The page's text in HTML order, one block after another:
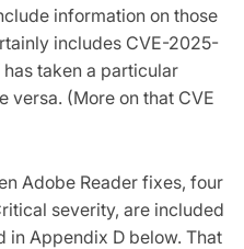
information on those
includes CVE-2025-
taken a particular
versa. (More on that CVE
Adobe Reader fixes, four
severity, are included
in Appendix D below. That